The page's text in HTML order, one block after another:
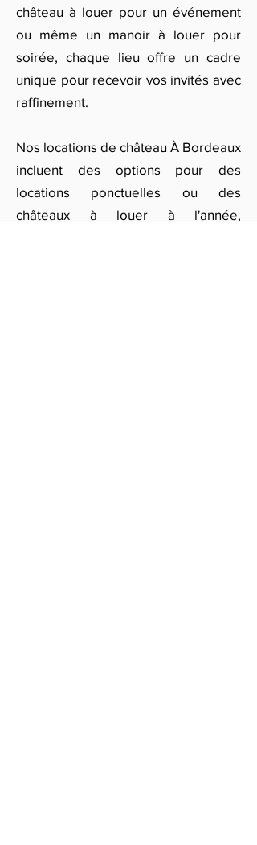
château à louer pour un événement
ou même un manoir à louer pour
soirée, chaque lieu offre un cadre
unique pour recevoir vos invités avec
raffinement.
Nos locations de château À Bordeaux
incluent des options pour des
locations ponctuelles ou des
châteaux à louer à l'année,